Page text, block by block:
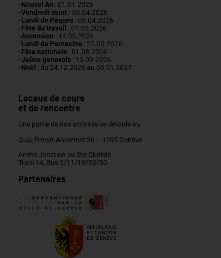
-Nouvel An : 01.01.2026
-Vendredi saint : 03.04.2026
-Lundi de Pâques: 06.04.2026
-Fête du travail : 01 .05.2026
-Ascension : 14.05.2026
-Lundi de Pentecôte : 25.05.2026
-Fête nationale : 01.08.2026
-Jeûne genevois: 10.09.2026
-Noël : du 24.12.2026 au 05.01.2027
Locaux de cours
et de rencontre
Une partie de nos activités se déroule au
Quai Ernest-Ansermet 36 – 1205 Genève
Arrêts Jonction ou Ste-Clotilde
Tram 14, Bus 2/11/19/32/80
Partenaires